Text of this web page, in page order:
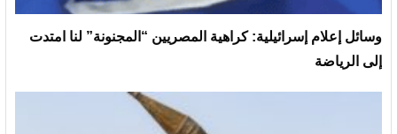
وسائل إعلام إسرائيلية: كراهية المصريين “المجنونة” لنا امتدت
إلى الرياضة